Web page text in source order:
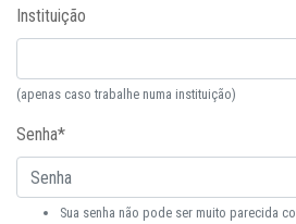
Instituição
(apenas caso trabalhe numa instituição)
Senha*
Sua senha não pode ser muito parecida